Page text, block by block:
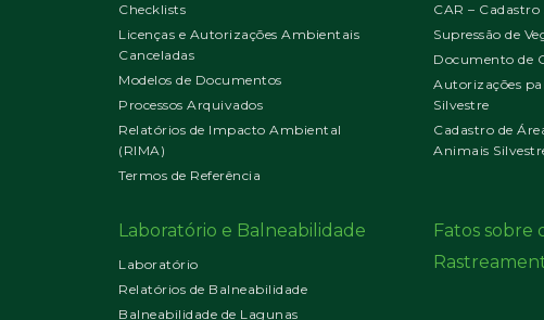
Checklists
Licenças e Autorizações Ambientais
Canceladas
Modelos de Documentos
Processos Arquivados
Relatórios de Impacto Ambiental
(RIMA)
Termos de Referência
CAR –
Supressão de
Documento de
Autorizações
Silvestre
Cadastro de
Animais
Laboratório e Balneabilidade
Laboratório
Relatórios de Balneabilidade
Balneabilidade de Lagunas
Fatos sobre